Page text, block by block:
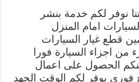
نوفر لكم خدمة بنشر
امام المنزل
قطع غيار السيارات
من اجزاء السيارة فورا
الحصول على اعمال
فوري يوفر لكم الوقت الجهد